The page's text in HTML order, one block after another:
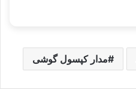
مدار کپسول گوشی